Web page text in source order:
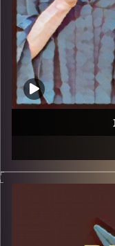
פרופסור בועז בן-